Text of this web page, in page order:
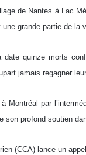
de Nantes à Lac
grande partie de la
date quinze morts
jamais regagner
Montréal par
son profond soutien
(CCA) lance un